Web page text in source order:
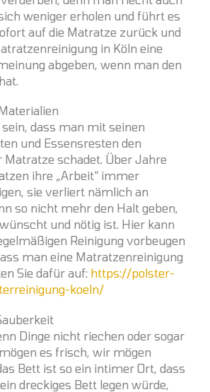
weniger erholen und führt es
auf die Matratze zurück und
in Köln eine
abgeben, wenn man den
sein, dass man mit seinen
und Essensresten den
Matratze schadet. Über Jahre
ihre „Arbeit“ immer
sie verliert nämlich an
so nicht mehr den Halt geben,
und nötig ist. Hier kann
Reinigung vorbeugen
man eine Matratzenreinigung
Sie dafür auf: https://polster-
koeln/
Dinge nicht riechen oder sogar
es frisch, wir mögen
Bett ist so ein intimer Ort, dass
dreckiges Bett legen würde,